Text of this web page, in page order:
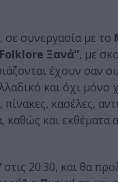
, σε συνεργασία με το
Ξανά”, με
έχουν σαν
και όχι μόνο
κασέλες,
καθώς και
στις 20:30, και θα